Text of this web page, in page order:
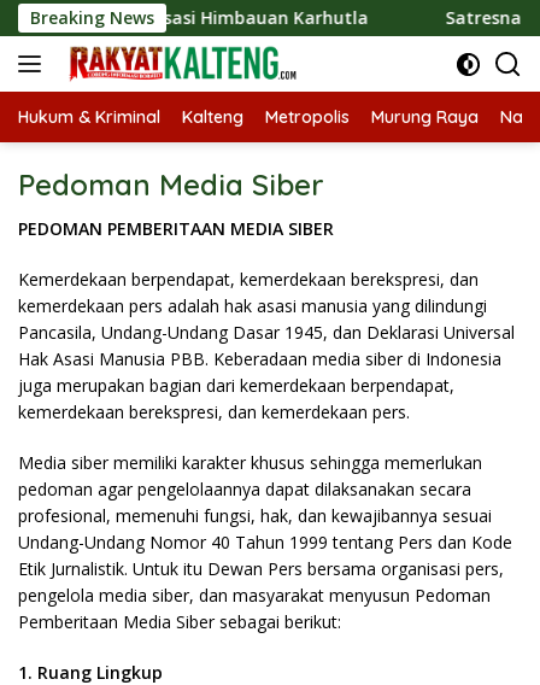
Langsung
ke
konten
Breaking News
Sosialisasi Himbauan Karhutla Satresnarkoba
Hukum & Kriminal Kalteng Metropolis Murung Raya
Pedoman Media Siber
PEDOMAN PEMBERITAAN MEDIA SIBER
Kemerdekaan berpendapat, kemerdekaan berekspresi, dan
kemerdekaan pers adalah hak asasi manusia yang dilindungi
Pancasila, Undang-Undang Dasar 1945, dan Deklarasi Universal
Hak Asasi Manusia PBB. Keberadaan media siber di Indonesia
juga merupakan bagian dari kemerdekaan berpendapat,
kemerdekaan berekspresi, dan kemerdekaan pers.
Media siber memiliki karakter khusus sehingga memerlukan
pedoman agar pengelolaannya dapat dilaksanakan secara
profesional, memenuhi fungsi, hak, dan kewajibannya sesuai
Undang-Undang Nomor 40 Tahun 1999 tentang Pers dan Kode
Etik Jurnalistik. Untuk itu Dewan Pers bersama organisasi pers,
pengelola media siber, dan masyarakat menyusun Pedoman
Pemberitaan Media Siber sebagai berikut:
1. Ruang Lingkup